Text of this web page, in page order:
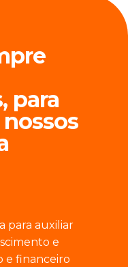
para
para auxiliar
e
e financeiro